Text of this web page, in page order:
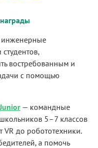
инженерные
востребованным и
с помощью
— командные
5–7 классов
VR до робототехники.
а помочь